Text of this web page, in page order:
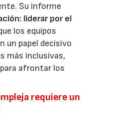
Su informe
liderar por el
los equipos
un papel decisivo
más inclusivas,
afrontar los
requiere un